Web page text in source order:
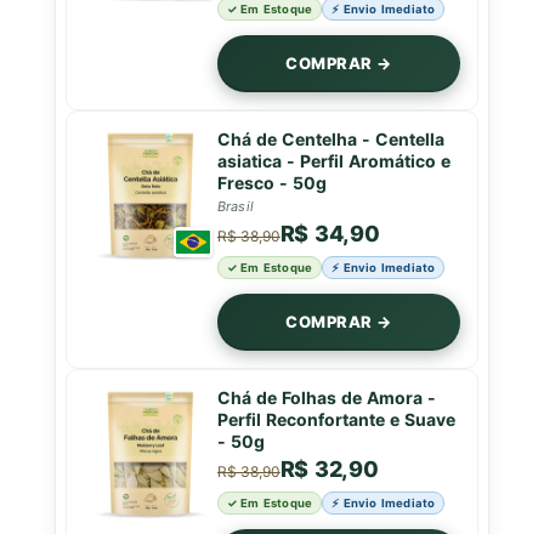
✓ Em Estoque ⚡ Envio Imediato
COMPRAR →
Chá de Centelha - Centella
asiatica - Perfil Aromático e
Fresco - 50g
Brasil
R$ 38,90R$ 34,90
✓ Em Estoque ⚡ Envio Imediato
COMPRAR →
Chá de Folhas de Amora -
Perfil Reconfortante e Suave
- 50g
R$ 38,90R$ 32,90
✓ Em Estoque ⚡ Envio Imediato